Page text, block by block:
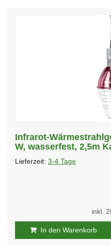
Infrarot-
W, wasserfest, 2,5m
Lieferzeit: 3-4 Tage
inkl.
In den Warenkorb